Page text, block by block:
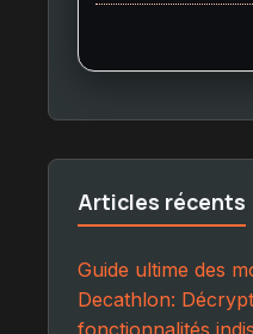
Articles récents
Guide ultime des
Decathlon:
fonctionnalités